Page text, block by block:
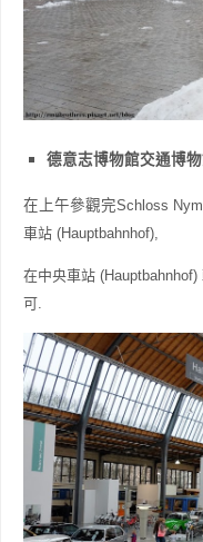
德意志博物館交通博
在上午參觀完Schloss
車站 (Hauptbahnhof),
在中央車站 (Hauptbahnhof)
可.